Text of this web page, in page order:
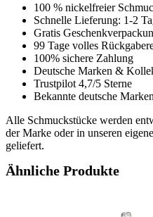
100 % nickelfreier
Schnelle Lieferung: 1-2
Gratis
99 Tage volles
100% sichere Zahlung
Deutsche Marken &
Trustpilot 4,7/5 Sterne
Bekannte deutsche Marken
Alle Schmuckstücke werden
der Marke oder in unseren
geliefert.
Ähnliche Produkte